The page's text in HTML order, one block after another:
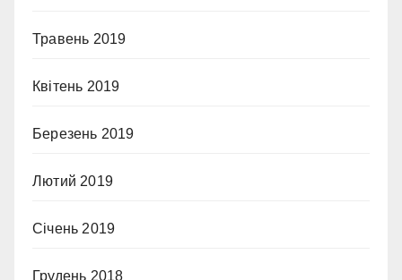
Травень 2019
Квітень 2019
Березень 2019
Лютий 2019
Січень 2019
Грудень 2018